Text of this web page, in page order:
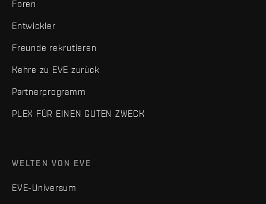
Foren
Entwickler
Freunde rekrutieren
Kehre zu EVE zurück
Partnerprogramm
PLEX FÜR EINEN GUTEN ZWECK
WELTEN VON EVE
EVE-Universum